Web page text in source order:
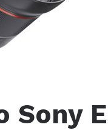
Sony E